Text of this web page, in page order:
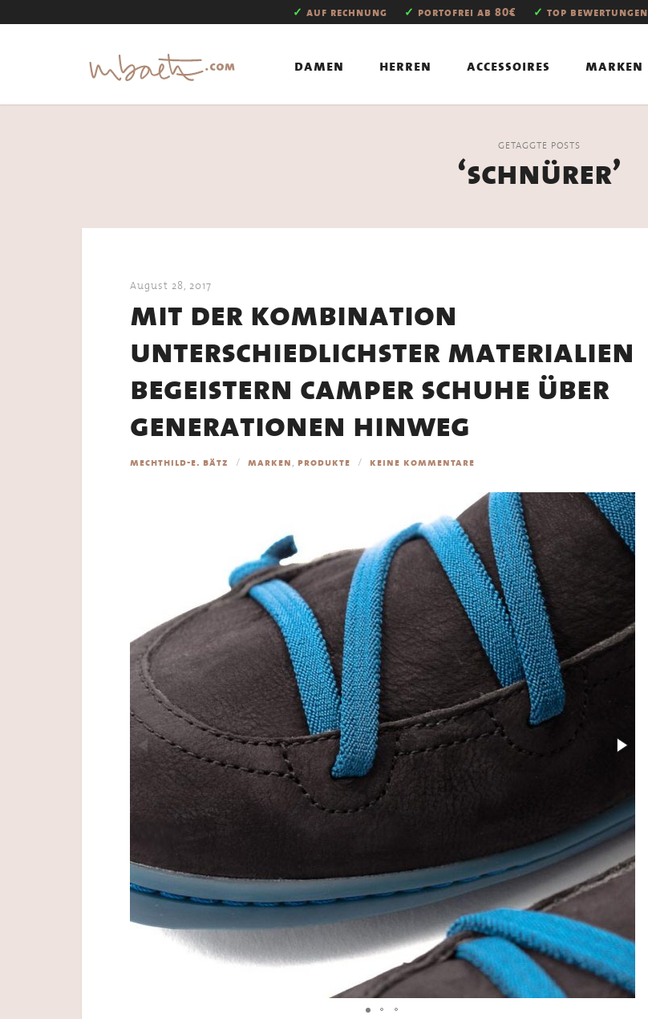
✓ auf rechnung ✓ portofrei ab 80€ ✓ top bewertungen
damen herren accessoires marken
GETAGGTE POSTS
‘schnürer’
August 28, 2017
mit der kombination
unterschiedlichster materialien
begeistern camper schuhe über
generationen hinweg
mechthild-e. bätz marken, produkte keine kommentare